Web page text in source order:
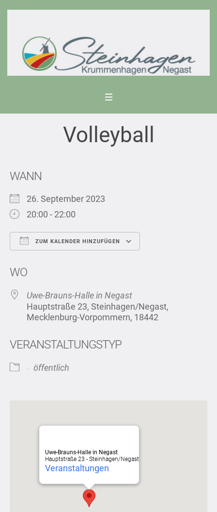
Volleyball
WANN
26. September 2023
20:00 - 22:00
ZUM KALENDER HINZUFÜGEN
WO
Uwe-Brauns-Halle in Negast
Hauptstraße 23, Steinhagen/Negast,
Mecklenburg-Vorpommern, 18442
VERANSTALTUNGSTYP
öffentlich
Uwe-Brauns-Halle in Negast
Hauptstraße 23 - Steinhagen/Negast
Veranstaltungen